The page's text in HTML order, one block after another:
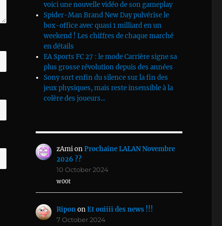
voici une nouvelle vidéo de son gameplay
Spider-Man Brand New Day pulvérise le
box-office avec quasi 1 milliard en un
weekend ! Les chiffres de chaque marché
en détails
EA Sports FC 27 : le mode Carrière signe sa
plus grosse révolution depuis des années
Sony sort enfin du silence sur la fin des
jeux physiques, mais reste insensible à la
colère des joueurs...
zAmionProchaine LALAN Novembre
2026 ??
10 October 2024
w00t
RipononEt ouiiii des news !!!
7 October 2024